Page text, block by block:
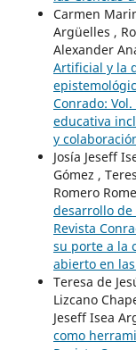
Carmen
Argüelles ,
Alexander
Artificial y la
Conrado:
educativa
y
Josía Jeseff
Gómez ,
Romero
desarrollo de
Revista
su porte a la
abierto en
Teresa de
Lizcano
Jeseff Isea
como